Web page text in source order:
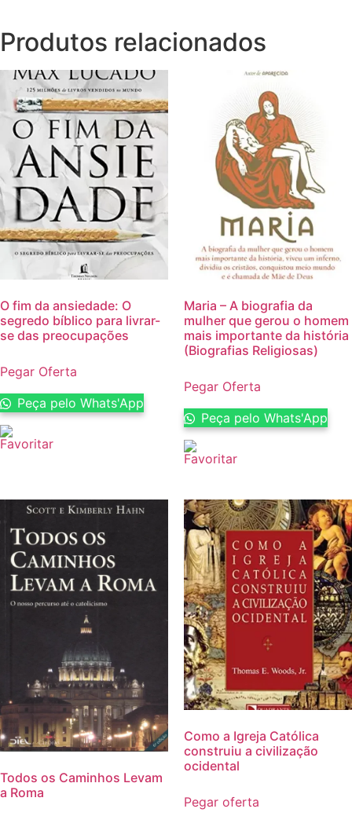
Produtos relacionados
O fim da ansiedade: O
segredo bíblico para livrar-
se das preocupações
Pegar Oferta
Peça pelo Whats'App
Maria – A biografia da
mulher que gerou o homem
mais importante da história
(Biografias Religiosas)
Pegar Oferta
Peça pelo Whats'App
Todos os Caminhos Levam
a Roma
Como a Igreja Católica
construiu a civilização
ocidental
Pegar oferta